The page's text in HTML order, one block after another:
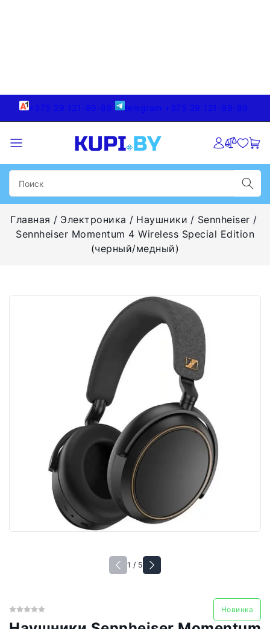
+375 29 121-89-89 telegram +375 29 121-89-89
Главная Электроника Наушники
Sennheiser
Sennheiser Momentum 4 Wireless Special Edition
(черный/медный)
1 / 5
Новинка